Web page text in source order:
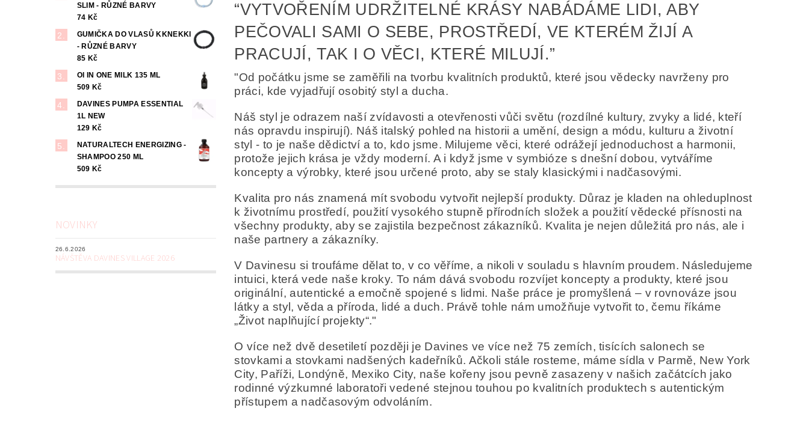
SLIM - RŮZNÉ BARVY
74 Kč
GUMIČKA DO VLASŮ KKNEKKI
- RŮZNÉ BARVY
85 Kč
OI IN ONE MILK 135 ML
509 Kč
DAVINES PUMPA ESSENTIAL
1L NEW
129 Kč
NATURALTECH ENERGIZING -
SHAMPOO 250 ML
509 Kč
NOVINKY
26.6.2026
NÁVŠTĚVA DAVINES VILLAGE 2026
Odesláním formuláře/objednávky vyjadřujete souhlas se zpracováním osobních údajů v souladu s
osobních údajů.
“VYTVOŘENÍM UDRŽITELNÉ KRÁSY NABÁDÁME LIDI, ABY
PEČOVALI SAMI O SEBE, PROSTŘEDÍ, VE KTERÉM ŽIJÍ A
PRACUJÍ, TAK I O VĚCI, KTERÉ MILUJÍ.”
"Od počátku jsme se zaměřili na tvorbu kvalitních produktů, které jsou vědecky navrženy pro
práci, kde vyjadřují osobitý styl a ducha.
Náš styl je odrazem naší zvídavosti a otevřenosti vůči světu (rozdílné kultury, zvyky a lidé, kteří
nás opravdu inspirují). Náš italský pohled na historii a umění, design a módu, kulturu a životní
styl - to je naše dědictví a to, kdo jsme. Milujeme věci, které odrážejí jednoduchost a harmonii,
protože jejich krása je vždy moderní. A i když jsme v symbióze s dnešní dobou, vytváříme
koncepty a výrobky, které jsou určené proto, aby se staly klasickými i nadčasovými.
Kvalita pro nás znamená mít svobodu vytvořit nejlepší produkty. Důraz je kladen na ohleduplnost
k životnímu prostředí, použití vysokého stupně přírodních složek a použití vědecké přísnosti na
všechny produkty, aby se zajistila bezpečnost zákazníků. Kvalita je nejen důležitá pro nás, ale i
naše partnery a zákazníky.
V Davinesu si troufáme dělat to, v co věříme, a nikoli v souladu s hlavním proudem. Následujeme
intuici, která vede naše kroky. To nám dává svobodu rozvíjet koncepty a produkty, které jsou
originální, autentické a emočně spojené s lidmi. Naše práce je promyšlená – v rovnováze jsou
látky a styl, věda a příroda, lidé a duch. Právě tohle nám umožňuje vytvořit to, čemu říkáme
„Život naplňující projekty“."
O více než dvě desetiletí později je Davines ve více než 75 zemích, tisících salonech se
stovkami a stovkami nadšených kadeřníků. Ačkoli stále rosteme, máme sídla v Parmě, New York
City, Paříži, Londýně, Mexiko City, naše kořeny jsou pevně zasazeny v našich začátcích jako
rodinné výzkumné laboratoři vedené stejnou touhou po kvalitních produktech s autentickým
přístupem a nadčasovým odvoláním.